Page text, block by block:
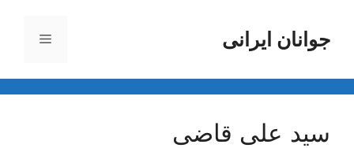
محتواجوانان ایرانی فهرست
سید علی قاضی